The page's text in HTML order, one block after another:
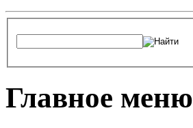
Главное меню